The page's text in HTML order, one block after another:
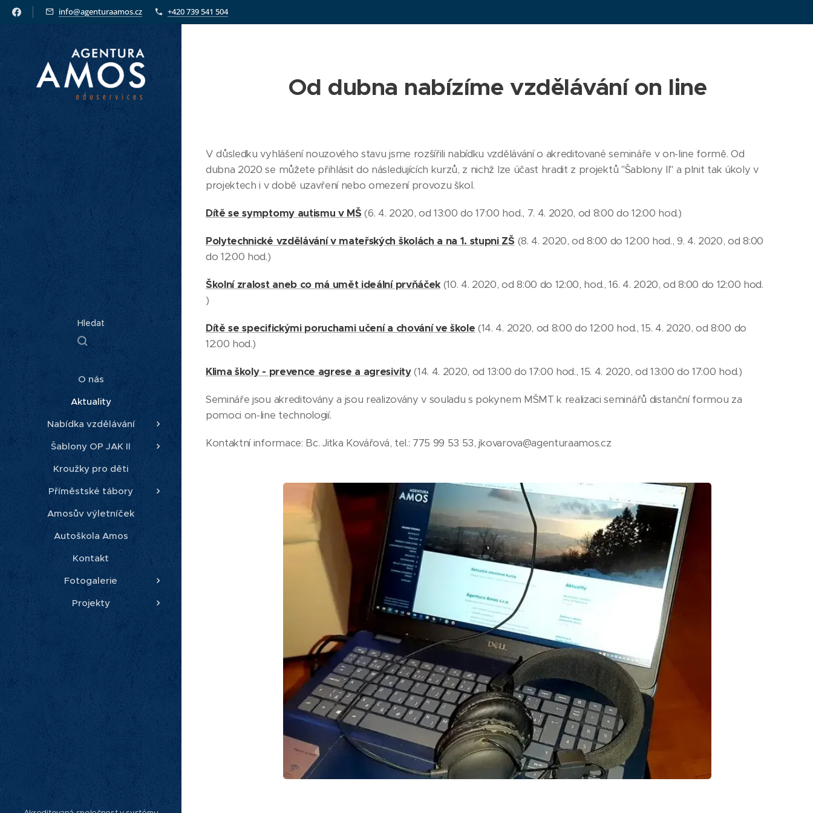
info@agenturaamos.cz +420 739 541 504
Hledat
O nás
Aktuality
Nabídka vzdělávání
Šablony OP JAK II
Kroužky pro děti
Příměstské tábory
Amosův výletníček
Autoškola Amos
Kontakt
Fotogalerie
Projekty
Od dubna nabízíme vzdělávání on line
V důsledku vyhlášení nouzového stavu jsme rozšířili nabídku vzdělávání o akreditované semináře v on-line formě. Od
dubna 2020 se můžete přihlásit do následujících kurzů, z nichž lze účast hradit z projektů "Šablony II" a plnit tak úkoly v
projektech i v době uzavření nebo omezení provozu škol.
Dítě se symptomy autismu v MŠ (6. 4. 2020, od 13:00 do 17:00 hod., 7. 4. 2020, od 8:00 do 12:00 hod.)
Polytechnické vzdělávání v mateřských školách a na 1. stupni ZŠ (8. 4. 2020, od 8:00 do 12:00 hod., 9. 4. 2020, od 8:00
do 12:00 hod.)
Školní zralost aneb co má umět ideální prvňáček(10. 4. 2020, od 8:00 do 12:00, hod., 16. 4. 2020, od 8:00 do 12:00 hod.
)
Dítě se specifickými poruchami učení a chování ve škole (14. 4. 2020, od 8:00 do 12:00 hod., 15. 4. 2020, od 8:00 do
12:00 hod.)
Klima školy - prevence agrese a agresivity(14. 4. 2020, od 13:00 do 17:00 hod., 15. 4. 2020, od 13:00 do 17:00 hod.)
Semináře jsou akreditovány a jsou realizovány v souladu s pokynem MŠMT k realizaci seminářů distanční formou za
pomoci on-line technologií.
Kontaktní informace: Bc. Jitka Kovářová, tel.: 775 99 53 53, jkovarova@agenturaamos.cz